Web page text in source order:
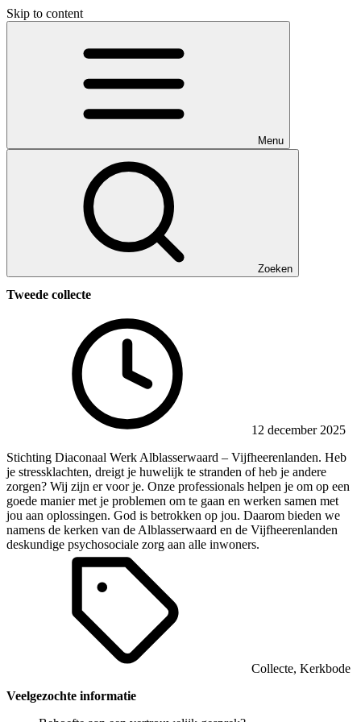
Skip to content
Menu
Zoeken
Tweede collecte
12 december 2025
Stichting Diaconaal Werk Alblasserwaard – Vijfheerenlanden. Heb
je stressklachten, dreigt je huwelijk te stranden of heb je andere
zorgen? Wij zijn er voor je. Onze professionals helpen je om op een
goede manier met je problemen om te gaan en werken samen met
jou aan oplossingen. God is betrokken op jou. Daarom bieden we
namens de kerken van de Alblasserwaard en de Vijfheerenlanden
deskundige psychosociale zorg aan alle inwoners.
Collecte, Kerkbode
Veelgezochte informatie